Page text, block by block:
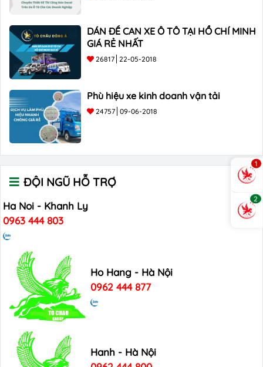
DÁN ĐỀ CAN XE Ô TÔ TẠI HỒ CHÍ MINH
GIÁ RẺ NHẤT
26817 22-05-2018
Phù hiệu xe kinh doanh vận tải
24757 09-06-2018
ĐỘI NGŨ HỖ TRỢ
Ha Noi - Khanh Ly
0963 444 803
Ho Hang - Hà Nội
0962 444 877
Hanh - Hà Nội
1
2